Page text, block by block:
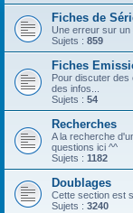
Fiches de
Une erreur sur un
Sujets : 859
Fiches
Pour discuter
des infos...
Sujets : 54
Recherches
A la recherche
questions ici ^^
Sujets : 1182
Doublages
Cette section est
Sujets : 3240